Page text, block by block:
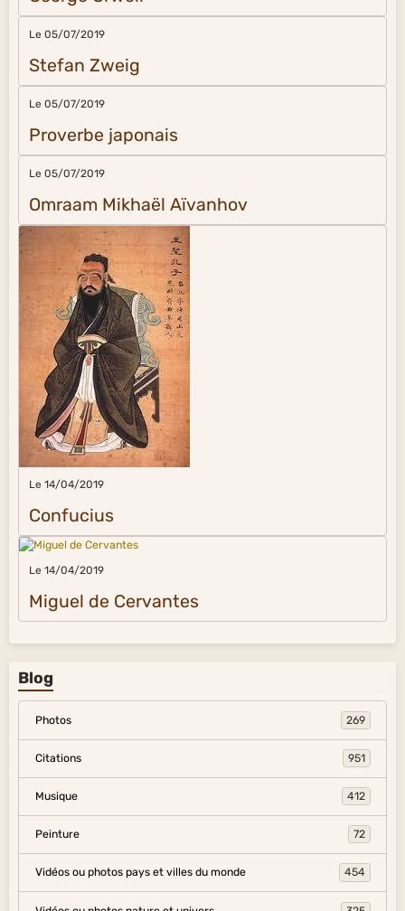
Le 05/07/2019
Stefan Zweig
Le 05/07/2019
Proverbe japonais
Le 05/07/2019
Omraam Mikhaël Aïvanhov
Le 14/04/2019
Confucius
Le 14/04/2019
Miguel de Cervantes
Blog
Photos 269
Citations 951
Musique 412
Peinture 72
Vidéos ou photos pays et villes du monde 454